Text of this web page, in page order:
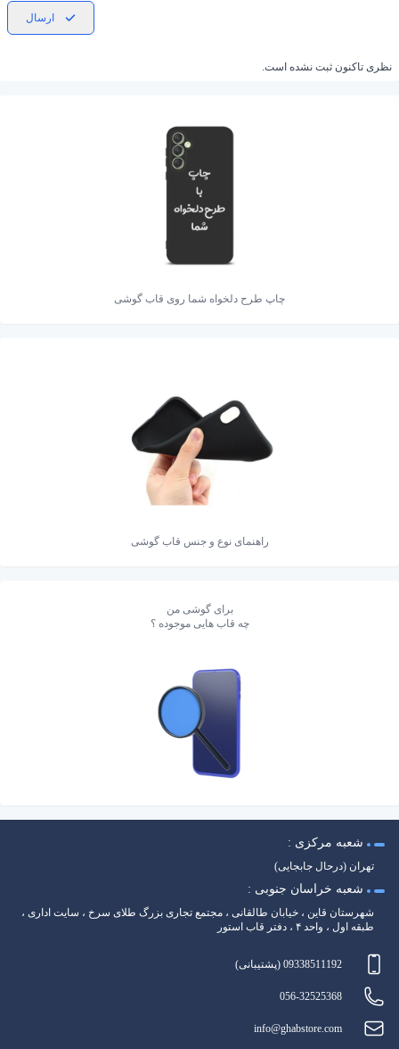
ارسال
نظری تاکنون ثبت نشده است.
چاپ طرح دلخواه شما روی قاب گوشی
راهنمای نوع و جنس قاب گوشی
برای گوشی من
چه قاب هایی موجوده ؟
شعبه مرکزی :
تهران (درحال جابجایی)
شعبه خراسان جنوبی :
شهرستان قاین ، خیابان طالقانی ، مجتمع تجاری بزرگ طلای سرخ ، سایت اداری ،
طبقه اول ، واحد ۴ ، دفتر قاب استور
09338511192 (پشتیبانی)
056-32525368
info@ghabstore.com